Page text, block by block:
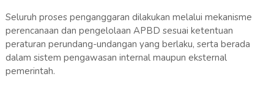
Seluruh proses penganggaran dilakukan melalui mekanisme
perencanaan dan pengelolaan APBD sesuai ketentuan
peraturan perundang-undangan yang berlaku, serta berada
dalam sistem pengawasan internal maupun eksternal
pemerintah.